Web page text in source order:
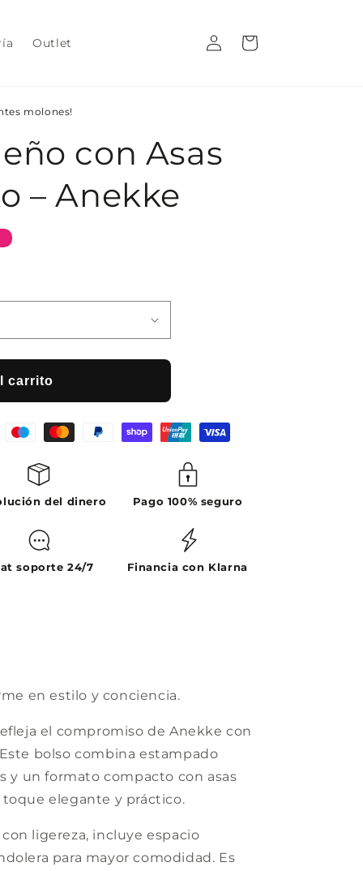
Outlet
Iniciar
sesión
Carrito
molones!
con Asas
– Anekke
carrito
del dinero Pago 100% seguro
soporte 24/7 Financia con Klarna
en estilo y conciencia.
el compromiso de Anekke con
bolso combina estampado
y un formato compacto con asas
elegante y práctico.
ligereza, incluye espacio
para mayor comodidad. Es